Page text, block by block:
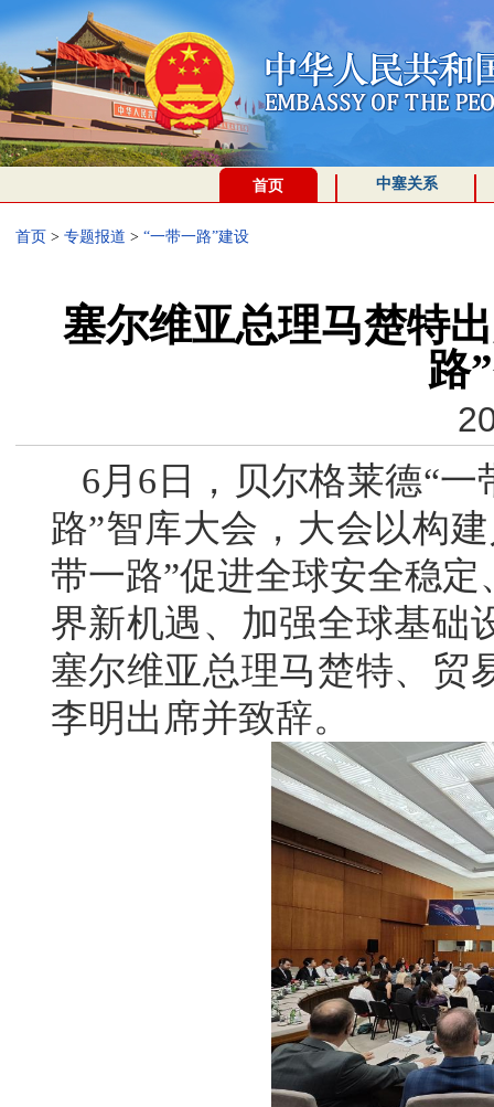
首页 中塞关系
首页 > 专题报道 > “一带一路”建设
塞尔维亚总理马楚特
路
6月6日，贝尔格莱德“
路”智库大会，大会以构
带一路”促进全球安全稳
界新机遇、加强全球基础
塞尔维亚总理马楚特、贸
李明出席并致辞。